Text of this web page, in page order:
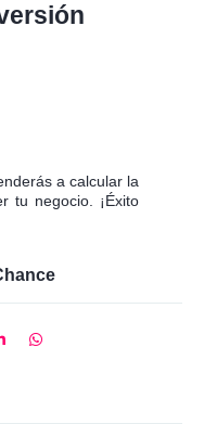
a calcular la
tu negocio. ¡Éxito